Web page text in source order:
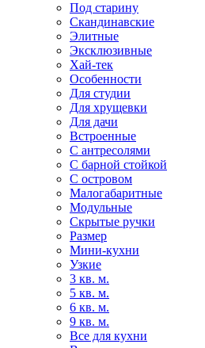
Под старину
Скандинавские
Элитные
Эксклюзивные
Хай-тек
Особенности
Для студии
Для хрущевки
Для дачи
Встроенные
С антресолями
С барной стойкой
С островом
Малогабаритные
Модульные
Скрытые ручки
Размер
Мини-кухни
Узкие
3 кв. м.
5 кв. м.
6 кв. м.
9 кв. м.
Все для кухни